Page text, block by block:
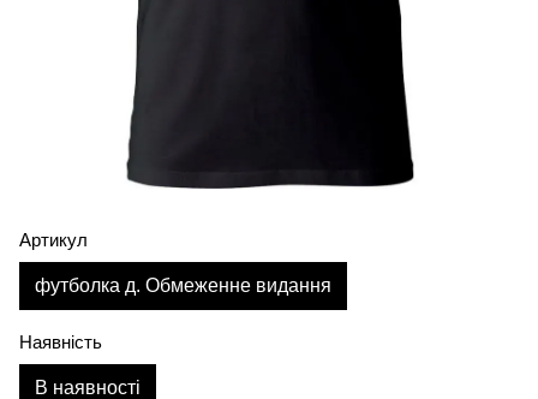
Артикул
футболка д. Обмеженне видання
Наявність
В наявності